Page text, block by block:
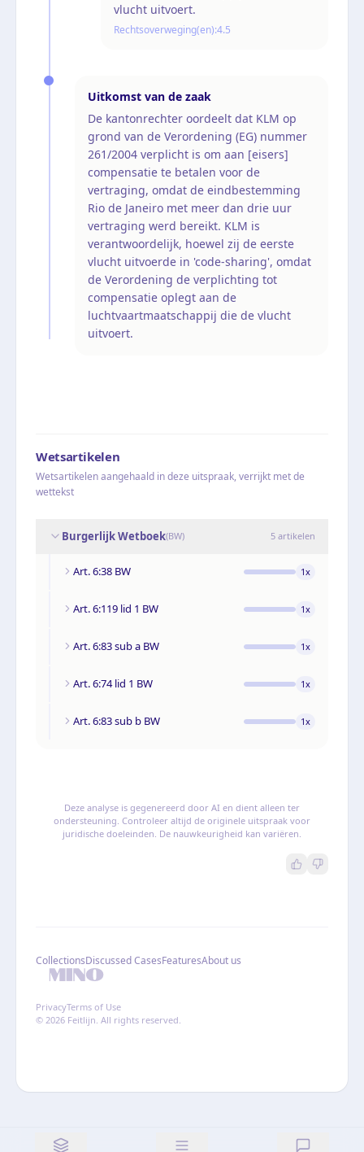
vlucht uitvoert.
Rechtsoverweging(en):4.5
Uitkomst van de zaak
De kantonrechter oordeelt dat KLM op
grond van de Verordening (EG) nummer
261/2004 verplicht is om aan [eisers]
compensatie te betalen voor de
vertraging, omdat de eindbestemming
Rio de Janeiro met meer dan drie uur
vertraging werd bereikt. KLM is
verantwoordelijk, hoewel zij de eerste
vlucht uitvoerde in 'code-sharing', omdat
de Verordening de verplichting tot
compensatie oplegt aan de
luchtvaartmaatschappij die de vlucht
uitvoert.
Wetsartikelen
Wetsartikelen aangehaald in deze uitspraak, verrijkt met de
wettekst
Burgerlijk Wetboek(BW) 5 artikelen
Art. 6:38 BW 1x
Art. 6:119 lid 1 BW 1x
Art. 6:83 sub a BW 1x
Art. 6:74 lid 1 BW 1x
Art. 6:83 sub b BW 1x
Deze analyse is gegenereerd door AI en dient alleen ter
ondersteuning. Controleer altijd de originele uitspraak voor
juridische doeleinden. De nauwkeurigheid kan variëren.
CollectionsDiscussed CasesFeaturesAbout us
PrivacyTerms of Use
© 2026 Feitlijn. All rights reserved.